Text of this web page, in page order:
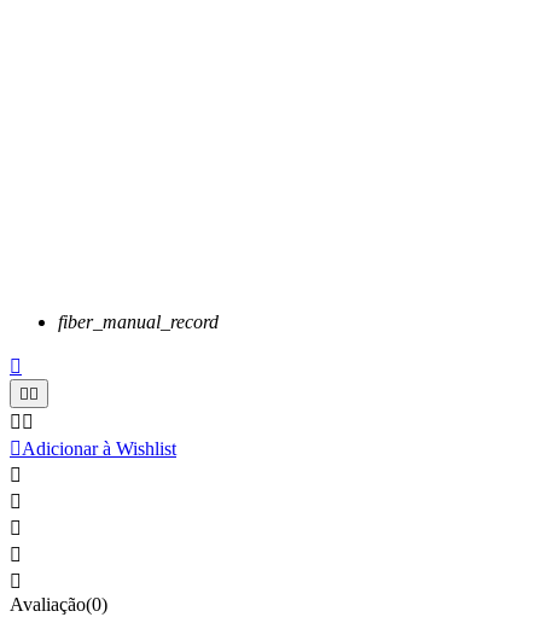
fiber_manual_record

 
 
Adicionar à Wishlist





Avaliação(0)